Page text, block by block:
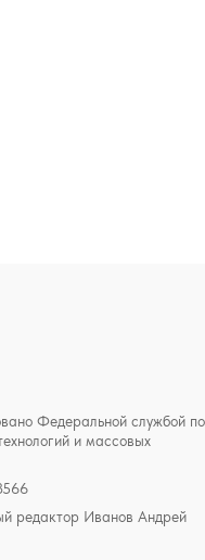
Федеральной службой по
и массовых
редактор Иванов Андрей